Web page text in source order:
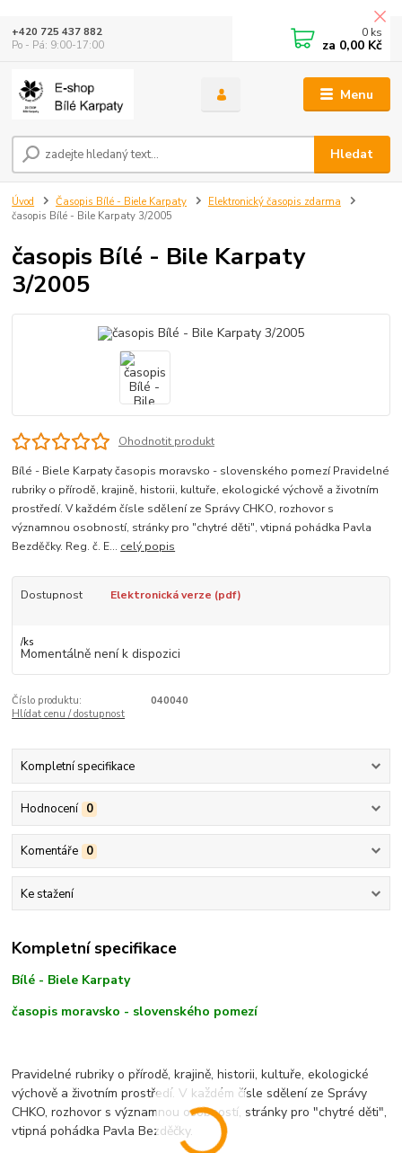
Menu
Hledat
+420 725 437 882
Po - Pá: 9:00-17:00
0 ks
za 0,00 Kč
Úvod Časopis Bílé - Biele Karpaty
Elektronický časopis zdarma
časopis Bílé - Bile Karpaty 3/2005
časopis Bílé - Bile Karpaty
3/2005
Ohodnotit produkt
Bílé - Biele Karpaty časopis moravsko - slovenského pomezí Pravidelné
rubriky o přírodě, krajině, historii, kultuře, ekologické výchově a životním
prostředí. V každém čísle sdělení ze Správy CHKO, rozhovor s
významnou osobností, stránky pro "chytré děti", vtipná pohádka Pavla
Bezděčky. Reg. č. E... celý popis
Dostupnost Elektronická verze (pdf)
/ks
Momentálně není k dispozici
Číslo produktu:
040040
Hlídat cenu / dostupnost
Kompletní specifikace
Hodnocení 0
Komentáře 0
Ke stažení
Kompletní specifikace
Bílé - Biele Karpaty
časopis moravsko - slovenského pomezí
Pravidelné rubriky o přírodě, krajině, historii, kultuře, ekologické
výchově a životním prostředí. V každém čísle sdělení ze Správy
CHKO, rozhovor s významnou osobností, stránky pro "chytré děti",
vtipná pohádka Pavla Bezděčky.